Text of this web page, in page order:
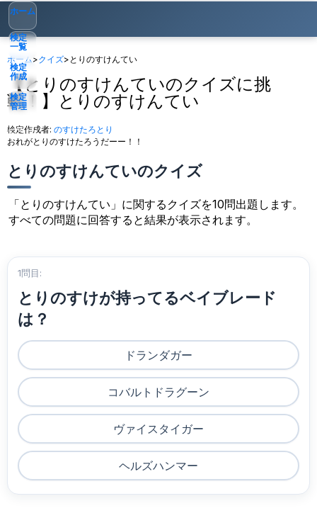
ホーム
検定
一覧
検定
作成
検定
管理
ゲスト▾
ホーム>クイズ> とりのすけんてい
【とりのすけんていのクイズに挑
戦！】とりのすけんてい
検定作成者: のすけたろとり
おれがとりのすけたろうだーー！！
とりのすけんていのクイズ
「とりのすけんてい」に関するクイズを10問出題します。
すべての問題に回答すると結果が表示されます。
1問目:
とりのすけが持ってるベイブレード
は？
ドランダガー
コバルトドラグーン
ヴァイスタイガー
ヘルズハンマー